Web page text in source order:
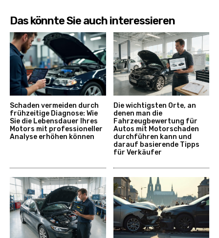
Das könnte Sie auch interessieren
Schaden vermeiden durch
frühzeitige Diagnose: Wie
Sie die Lebensdauer Ihres
Motors mit professioneller
Analyse erhöhen können
Die wichtigsten Orte, an
denen man die
Fahrzeugbewertung für
Autos mit Motorschaden
durchführen kann und
darauf basierende Tipps
für Verkäufer